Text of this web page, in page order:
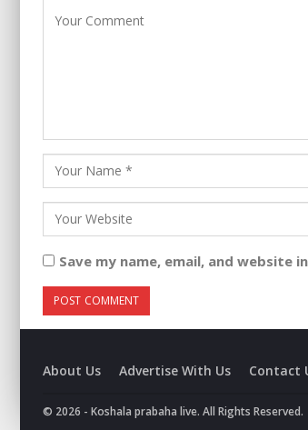
Save my name, email, and
About Us Advertise With Us Contact
© 2026 - Koshala prabaha live. All Rights Reserved.